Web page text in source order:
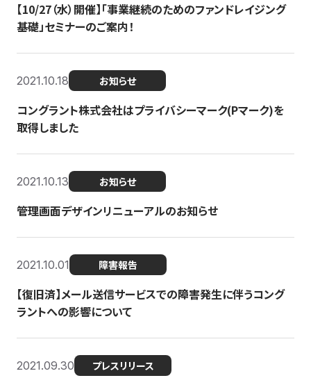
【10/27（水）開催】「事業継続のためのファンドレイジング
基礎」セミナーのご案内！
2021.10.18 お知らせ
コングラント株式会社はプライバシーマーク(Pマーク)を
取得しました
2021.10.13 お知らせ
管理画面デザインリニューアルのお知らせ
2021.10.01 障害報告
【復旧済】メール送信サービスでの障害発生に伴うコング
ラントへの影響について
2021.09.30 プレスリリース